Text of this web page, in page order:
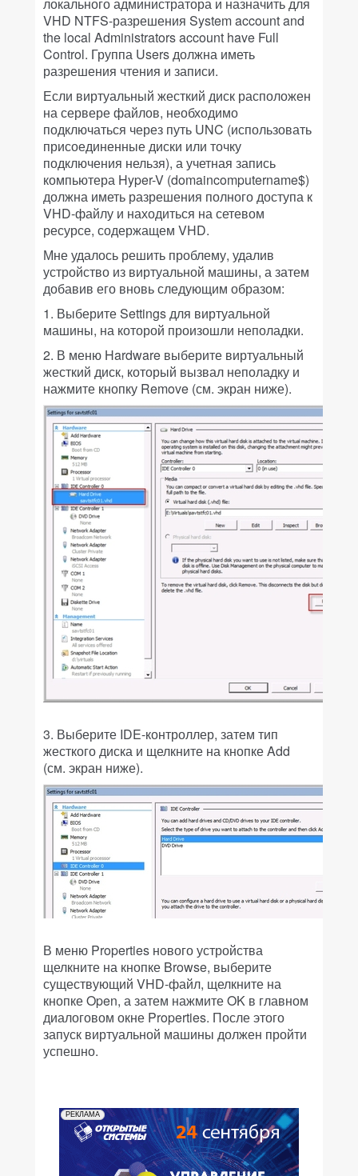
VHD NTFS-разрешения System account and
the local Administrators account have Full
Control. Группа Users должна иметь
разрешения чтения и записи.
Если виртуальный жесткий диск расположен
на сервере файлов, необходимо
подключаться через путь UNC (использовать
присоединенные диски или точку
подключения нельзя), а учетная запись
компьютера Hyper-V (domaincomputername$)
должна иметь разрешения полного доступа к
VHD-файлу и находиться на сетевом
ресурсе, содержащем VHD.
Мне удалось решить проблему, удалив
устройство из виртуальной машины, а затем
добавив его вновь следующим образом:
1. Выберите Settings для виртуальной
машины, на которой произошли неполадки.
2. В меню Hardware выберите виртуальный
жесткий диск, который вызвал неполадку и
нажмите кнопку Remove (см. экран ниже).
3. Выберите IDE-контроллер, затем тип
жесткого диска и щелкните на кнопке Add
(см. экран ниже).
В меню Properties нового устройства
щелкните на кнопке Browse, выберите
существующий VHD-файл, щелкните на
кнопке Open, а затем нажмите OK в главном
диалоговом окне Properties. После этого
запуск виртуальной машины должен пройти
успешно.
РЕКЛАМА